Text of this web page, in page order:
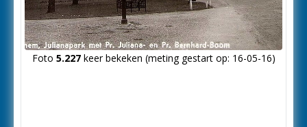
Foto 5.227keer bekeken (meting gestart op: 16-05-16)